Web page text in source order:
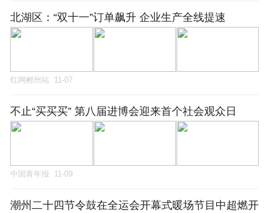
北湖区：“双十一”订单飙升 企业生产全线提速
红网郴州站 11-07
不止“买买买” 第八届进博会迎来首个社会观众日
中国青年报 11-09
潮州二十四节令鼓在全运会开幕式暖场节目中超燃开